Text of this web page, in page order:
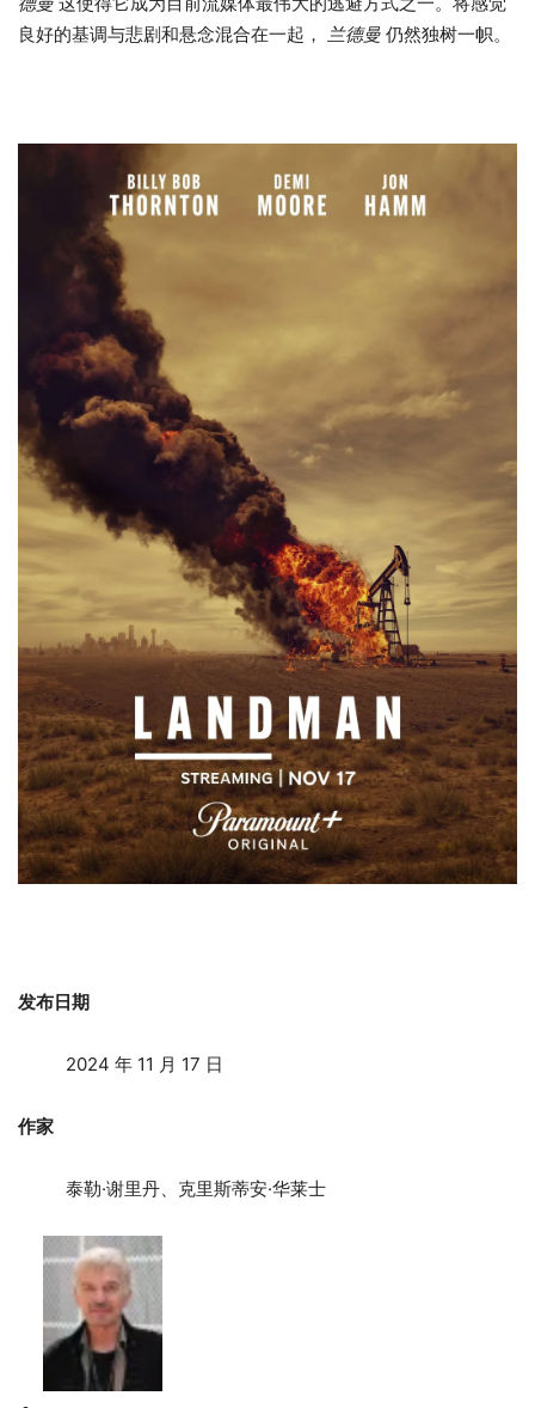
良好的基调与悲剧和悬念混合在一起，
兰德曼 仍然独树一帜。
发布日期
2024 年 11 月 17 日
作家
泰勒·谢里丹、克里斯蒂安·华莱士